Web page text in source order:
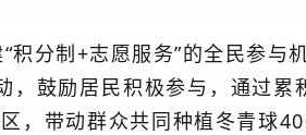
分制+志愿服务”的全民参与机
，鼓励居民积极参与，通过累
，带动群众共同种植冬青球